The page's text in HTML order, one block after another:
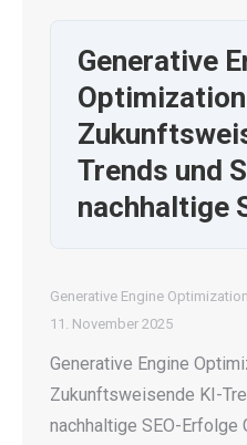
Generative
Trends und
nachhaltige
Generative Engine
11. November 2025
Generative Engine
Zukunftsweisende KI-
nachhaltige SEO-Erfolge